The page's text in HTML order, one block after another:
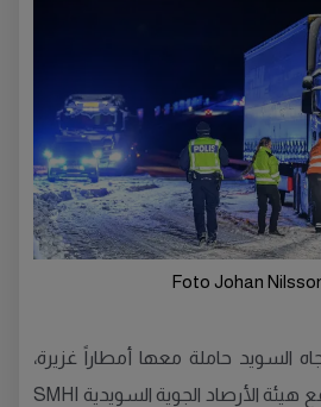
Foto Johan
السويد حاملة معها أمطاراً غزيرة،
ثلوجاً ورياحاً قوية، مما دفع هيئة الأرصاد الجوية السويدية SMHI